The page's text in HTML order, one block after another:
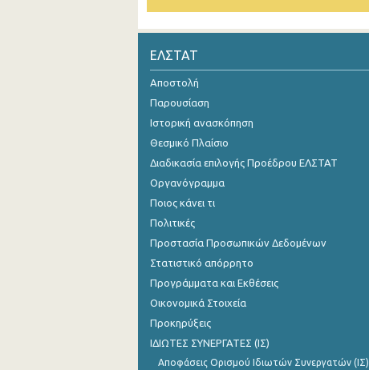
ΕΛΣΤΑΤ
Αποστολή
Παρουσίαση
Ιστορική ανασκόπηση
Θεσμικό Πλαίσιο
Διαδικασία επιλογής Προέδρου ΕΛΣΤΑΤ
Οργανόγραμμα
Ποιος κάνει τι
Πολιτικές
Προστασία Προσωπικών Δεδομένων
Στατιστικό απόρρητο
Προγράμματα και Εκθέσεις
Οικονομικά Στοιχεία
Προκηρύξεις
ΙΔΙΩΤΕΣ ΣΥΝΕΡΓΑΤΕΣ (ΙΣ)
Αποφάσεις Ορισμού Ιδιωτών Συνεργατών (ΙΣ)